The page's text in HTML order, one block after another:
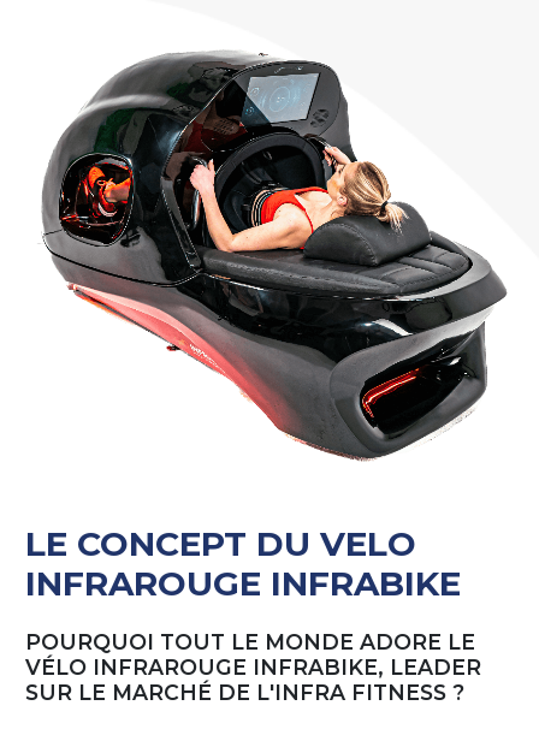
LE CONCEPT DU VELO
INFRAROUGE INFRABIKE
POURQUOI TOUT LE MONDE ADORE LE
VÉLO INFRAROUGE INFRABIKE, LEADER
SUR LE MARCHÉ DE L'INFRA FITNESS ?